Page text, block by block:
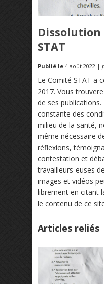
Dissolution
STAT
Publié le 4 août 2022 |
Le Comité STAT a
2017. Vous
de ses
constante des
milieu de la santé,
même nécessaire
réflexions,
contestation et
travailleurs-euses
images et vidéos
librement en citant
le contenu de ce
Articles reliés